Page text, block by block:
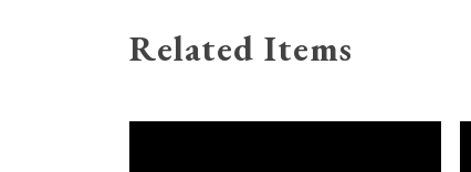
Related Items